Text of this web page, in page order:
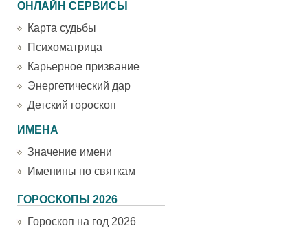
ОНЛАЙН СЕРВИСЫ
Карта судьбы
Психоматрица
Карьерное призвание
Энергетический дар
Детский гороскоп
ИМЕНА
Значение имени
Именины по святкам
ГОРОСКОПЫ 2026
Гороскоп на год 2026